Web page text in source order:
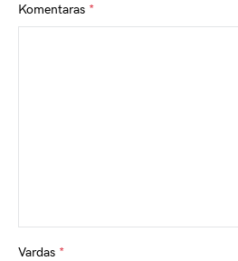
Komentaras *
Vardas *